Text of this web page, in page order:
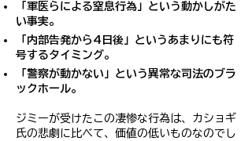
「軍医らによる窒息行為」という動かしがた
い事実。
「内部告発から4日後」というあまりにも符
号するタイミング。
「警察が動かない」という異常な司法のブラ
ックホール。
ジミーが受けたこの凄惨な行為は、カショギ
氏の悲劇に比べて、価値の低いものなのでし